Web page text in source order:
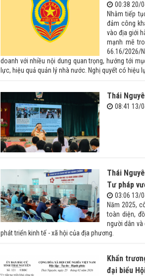
00:38 20/
Nhằm tiếp
đảm công
vào địa giới
mạnh mẽ
66.16/2026/
doanh với nhiều nội dung quan trọng, hướng tới
lực, hiệu quả quản lý nhà nước. Nghị quyết có
Thái
08:41 13/
Thái
Tư pháp
03:06 13/
Năm 2025,
toàn diện,
người dân
phát triển kinh tế - xã hội của địa phương.
Khẩn
đại biểu